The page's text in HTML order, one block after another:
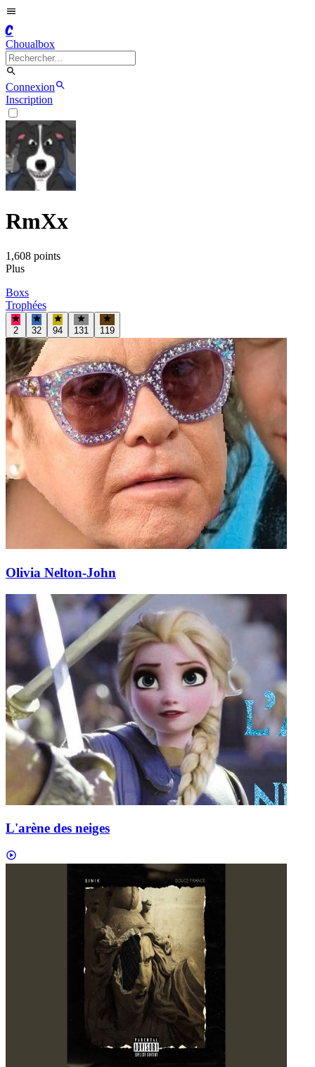
C
Choualbox
Connexion
Inscription
RmXx
1,608 points
Plus
Boxs
Trophées
2 32 94 131 119
Olivia Nelton-John
L'arène des neiges